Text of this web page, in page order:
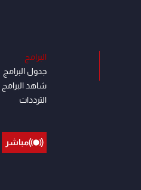
البرامج
جدول البرامج
شاهد البرامج
الترددات
مباشر